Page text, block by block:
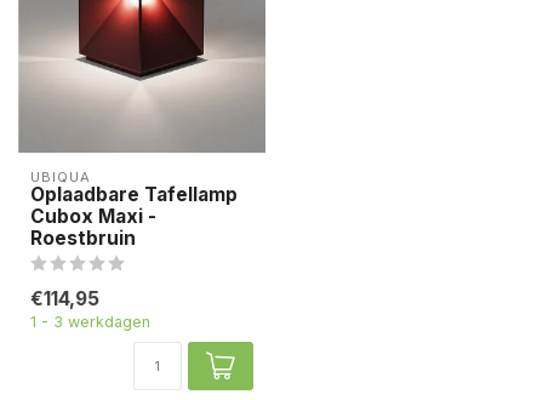
UBIQUA
Oplaadbare Tafellamp
Cubox Maxi -
Roestbruin
€114,95
1 - 3 werkdagen